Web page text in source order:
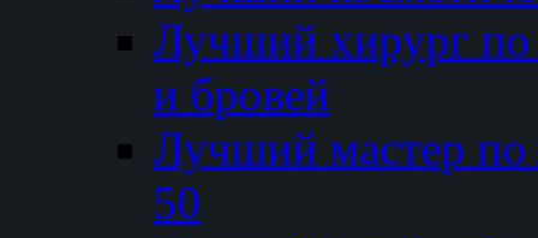
Лучший хирург по
и бровей
Лучший мастер
50